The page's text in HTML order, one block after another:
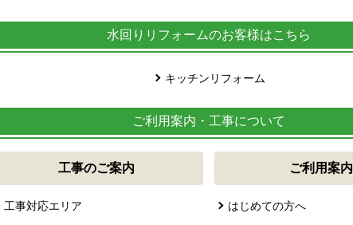
水回りリフォームのお客様はこちら
キッチンリフォーム
ご利用案内・工事について
工事のご案内
工事対応エリア
ご利用案内
はじめての方へ